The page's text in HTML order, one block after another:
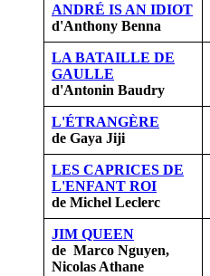
ANDRÉ IS AN IDIOT
d'Anthony Benna
LA BATAILLE DE
GAULLE
d'Antonin Baudry
L'ÉTRANGÈRE
de Gaya Jiji
LES CAPRICES DE
L'ENFANT ROI
de Michel Leclerc
JIM QUEEN
de Marco Nguyen,
Nicolas Athane